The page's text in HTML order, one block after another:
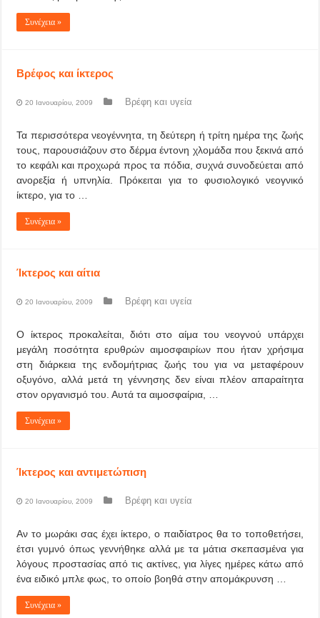
Συνέχεια »
Βρέφος και ίκτερος
20 Ιανουαρίου, 2009 Βρέφη και υγεία
Τα περισσότερα νεογέννητα, τη δεύτερη ή τρίτη ημέρα της ζωής
τους, παρουσιάζουν στο δέρμα έντονη χλομάδα που ξεκινά από
το κεφάλι και προχωρά προς τα πόδια, συχνά συνοδεύεται από
ανορεξία ή υπνηλία. Πρόκειται για το φυσιολογικό νεογνικό
ίκτερο, για το …
Συνέχεια »
Ίκτερος και αίτια
20 Ιανουαρίου, 2009 Βρέφη και υγεία
Ο ίκτερος προκαλείται, διότι στο αίμα του νεογνού υπάρχει
μεγάλη ποσότητα ερυθρών αιμοσφαιρίων που ήταν χρήσιμα
στη διάρκεια της ενδομήτριας ζωής του για να μεταφέρουν
οξυγόνο, αλλά μετά τη γέννησης δεν είναι πλέον απαραίτητα
στον οργανισμό του. Αυτά τα αιμοσφαίρια, …
Συνέχεια »
Ίκτερος και αντιμετώπιση
20 Ιανουαρίου, 2009 Βρέφη και υγεία
Αν το μωράκι σας έχει ίκτερο, ο παιδίατρος θα το τοποθετήσει,
έτσι γυμνό όπως γεννήθηκε αλλά με τα μάτια σκεπασμένα για
λόγους προστασίας από τις ακτίνες, για λίγες ημέρες κάτω από
ένα ειδικό μπλε φως, το οποίο βοηθά στην απομάκρυνση …
Συνέχεια »